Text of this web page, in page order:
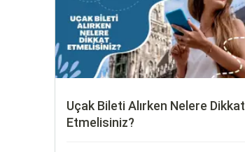
Uçak Bileti Alırken Nelere Dikkat
Etmelisiniz?